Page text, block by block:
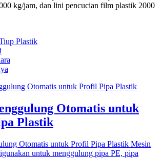
kg/jam, dan lini pencucian film plastik 2000
Plastik
Otomatis untuk
Plastik
Otomatis untuk Profil Pipa Plastik Mesin
untuk menggulung pipa PE, pipa